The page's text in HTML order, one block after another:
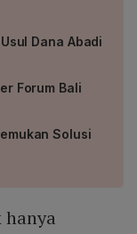
Dana Abadi
Forum Bali
Solusi
hanya